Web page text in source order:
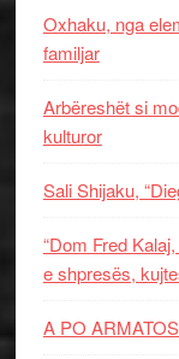
Oxhaku, nga
familjar
Arbëreshët si
kulturor
Sali Shijaku,
“Dom Fred
e shpresës,
A PO